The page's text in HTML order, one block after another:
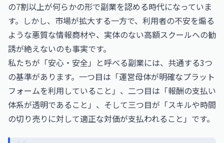
の7割以上が何らかの形で副業を認める時代になっていま
す。しかし、市場が拡大する一方で、利用者の不安を煽る
ような悪質な情報商材や、実体のない高額スクールへの勧
誘が絶えないのも事実です。
私たちが「安心・安全」と呼べる副業には、共通する3つ
の基準があります。一つ目は「運営母体が明確なプラット
フォームを利用していること」、二つ目は「報酬の支払い
体系が透明であること」、そして三つ目が「スキルや時間
の切り売りに対して適正な対価が支払われること」です。